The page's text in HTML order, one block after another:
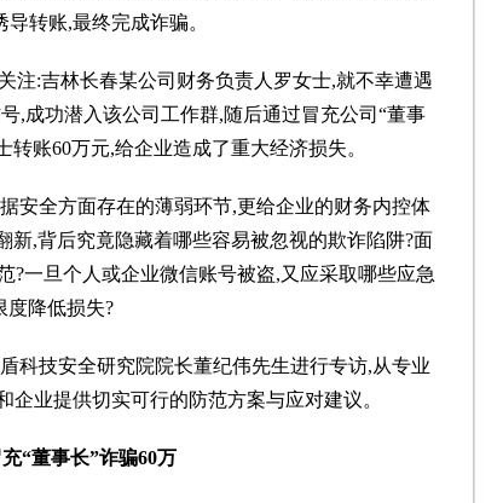
转账,最终完成诈骗。
注:吉林长春某公司财务负责人罗女士,就不幸遭遇
,成功潜入该公司工作群,随后通过冒充公司“董事
账60万元,给企业造成了重大经济损失。
安全方面存在的薄弱环节,更给企业的财务内控体
,背后究竟隐藏着哪些容易被忽视的欺诈陷阱?面
?一旦个人或企业微信账号被盗,又应采取哪些应急
度降低损失?
科技安全研究院院长董纪伟先生进行专访,从专业
业提供切实可行的防范方案与应对建议。
“董事长”诈骗60万